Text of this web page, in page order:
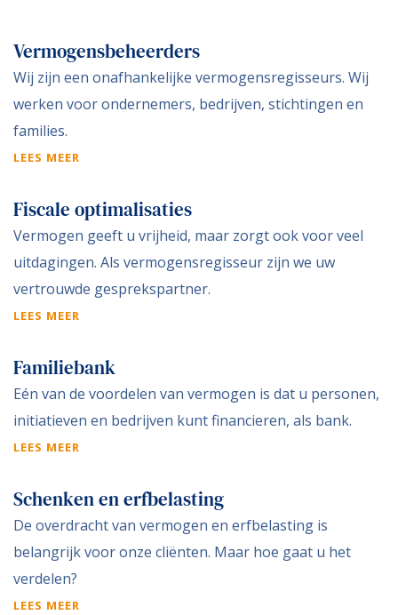
Vermogensbeheerders
Wij zijn een onafhankelijke vermogensregisseurs. Wij
werken voor ondernemers, bedrijven, stichtingen en
families.
LEES MEER
Fiscale optimalisaties
Vermogen geeft u vrijheid, maar zorgt ook voor veel
uitdagingen. Als vermogensregisseur zijn we uw
vertrouwde gesprekspartner.
LEES MEER
Familiebank
Eén van de voordelen van vermogen is dat u personen,
initiatieven en bedrijven kunt financieren, als bank.
LEES MEER
Schenken en erfbelasting
De overdracht van vermogen en erfbelasting is
belangrijk voor onze cliënten. Maar hoe gaat u het
verdelen?
LEES MEER